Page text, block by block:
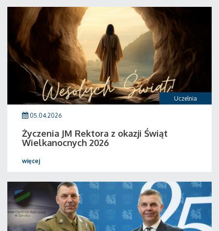
Uczelnia
05.04.2026
Życzenia JM Rektora z okazji Świąt
Wielkanocnych 2026
więcej